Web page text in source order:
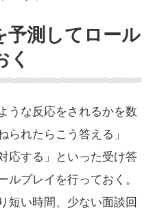
予測してロール
く
うな反応をされるかを数
られたらこう答える」
応する」といった受け答
ルプレイを行っておく。
短い時間、少ない面談回